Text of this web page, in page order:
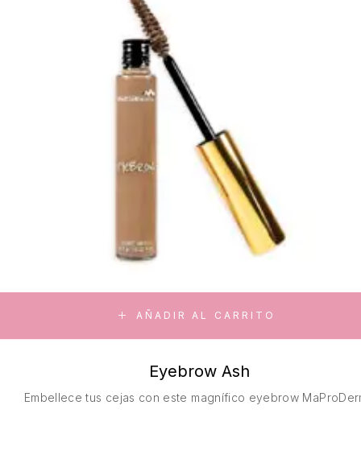
AÑADIR AL CARRITO
Eyebrow Ash
Embellece tus cejas con este magnífico eyebrow